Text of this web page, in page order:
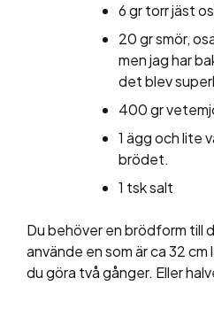
6 gr torr jäst
20 gr smör,
men jag har
det blev
400 gr
1 ägg och lite
brödet.
1 tsk salt
Du behöver en brödform till
använde en som är ca 32
du göra två gånger. Eller